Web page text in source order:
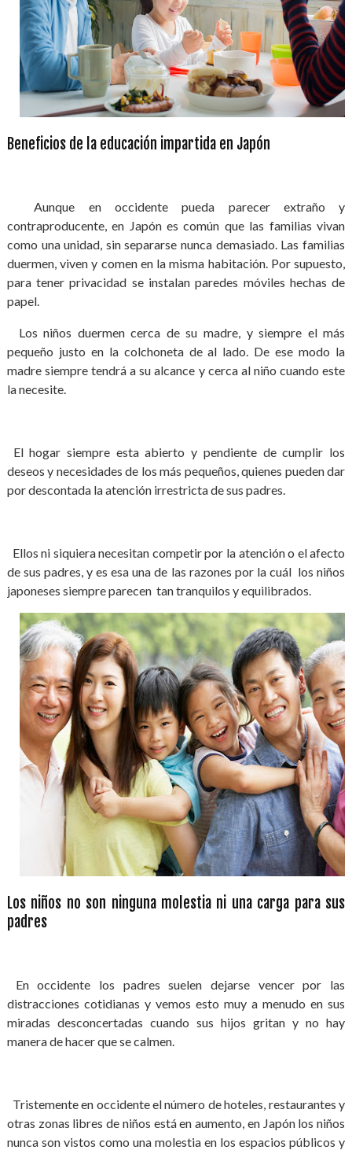
Beneficios de la educación impartida en Japón
Aunque en occidente pueda parecer extraño y
contraproducente, en Japón es común que las familias vivan
como una unidad, sin separarse nunca demasiado. Las familias
duermen, viven y comen en la misma habitación. Por supuesto,
para tener privacidad se instalan paredes móviles hechas de
papel.
Los niños duermen cerca de su madre, y siempre el más
pequeño justo en la colchoneta de al lado. De ese modo la
madre siempre tendrá a su alcance y cerca al niño cuando este
la necesite.
El hogar siempre esta abierto y pendiente de cumplir los
deseos y necesidades de los más pequeños, quienes pueden dar
por descontada la atención irrestricta de sus padres.
Ellos ni siquiera necesitan competir por la atención o el afecto
de sus padres, y es esa una de las razones por la cuál los niños
japoneses siempre parecen tan tranquilos y equilibrados.
Los niños no son ninguna molestia ni una carga para sus
padres
En occidente los padres suelen dejarse vencer por las
distracciones cotidianas y vemos esto muy a menudo en sus
miradas desconcertadas cuando sus hijos gritan y no hay
manera de hacer que se calmen.
Tristemente en occidente el número de hoteles, restaurantes y
otras zonas libres de niños está en aumento, en Japón los niños
nunca son vistos como una molestia en los espacios públicos y